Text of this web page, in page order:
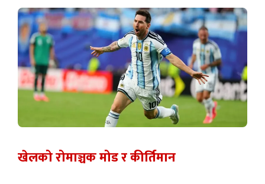
खेलको रोमाञ्चक मोड र कीर्तिमान